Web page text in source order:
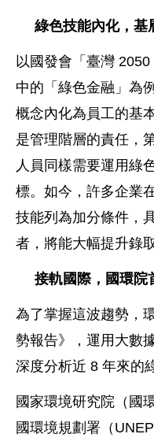
綠色技能內化，基
以國發會「臺灣 2050
中的「綠色金融」為
概念內化為員工的基
是管理階層的責任，
人員同樣需要運用綠
標。如今，許多企業
技能列為加分條件，
者，將能大幅提升錄
接軌國際，國環院
為了掌握這波趨勢，
勢報告》，運用大數
深度分析近 8 年來的
國家環境研究院（國
國環境規劃署（